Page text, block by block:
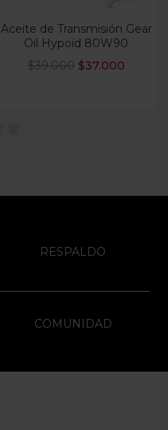
Aceite de Transmisión Gear
Oil Hypoid 80W90
$39.000 $37.000
RESPALDO
COMUNIDAD